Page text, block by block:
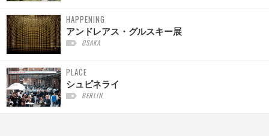
HAPPENING
アンドレアス・グルスキー展
OSAKA
PLACE
シュピネライ
BERLIN